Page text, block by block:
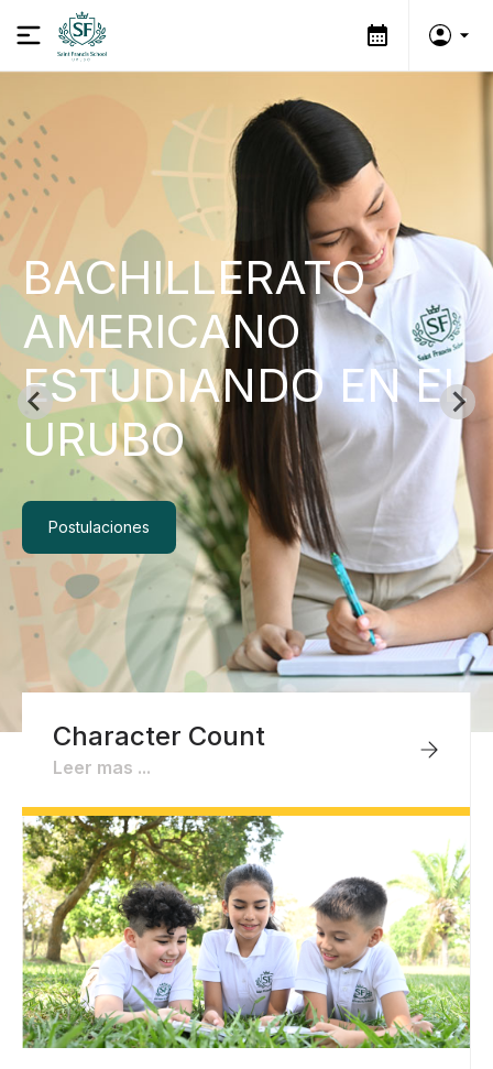
BACHILLERATO
AMERICANO
ESTUDIANDO EN EL
URUBO
Postulaciones
Character Count
Leer mas ...